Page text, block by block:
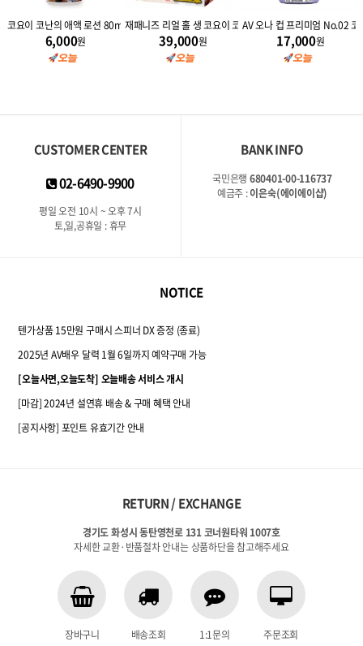
입 코요이 코난
코요이 코난의 애액 로션 80ml
6,000원
재패니즈 리얼 홀 생 코요이 코난
39,000원
AV 오나 컵 프리미엄 No.02 코
17,000원
CUSTOMER CENTER
02-6490-9900
평일 오전 10시 ~ 오후 7시
토,일,공휴일 : 휴무
BANK INFO
국민은행 680401-00-116737
예금주 :이은숙(에이에이샵)
NOTICE
텐가상품 15만원 구매시 스피너 DX 증정 (종료)
2025년 AV배우 달력 1월 6일까지 예약구매 가능
[오늘사면,오늘도착] 오늘배송 서비스 개시
[마감] 2024년 설연휴 배송 & 구매 혜택 안내
[공지사항] 포인트 유효기간 안내
RETURN / EXCHANGE
경기도 화성시 동탄영천로 131 코너원타워 1007호
자세한 교환·반품절차 안내는 상품하단을 참고해주세요
장바구니 배송조회 1:1문의 주문조회